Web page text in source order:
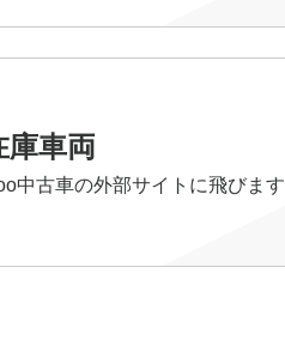
庫車両
中古車の外部サイトに飛びます